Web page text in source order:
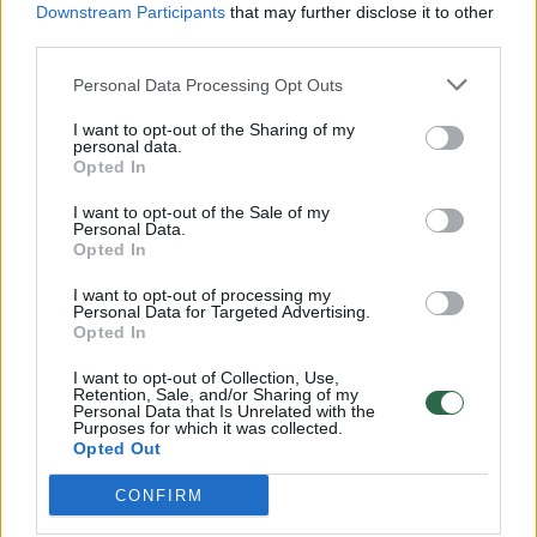
Downstream Participants that may further disclose it to other
Personal Data Processing Opt Outs
I want to opt-out of the Sharing of my
personal data.
Opted In
I want to opt-out of the Sale of my
Personal Data.
Opted In
I want to opt-out of processing my
Personal Data for Targeted Advertising.
Opted In
I want to opt-out of Collection, Use,
Retention, Sale, and/or Sharing of my
Personal Data that Is Unrelated with the
Purposes for which it was collected.
Opted Out
CONFIRM
00:00:57
32 laipsnių šilumos
Žinios | Orai
V. Zalužno pasisakymą laiko bandymu įsitvirtinti
Ukrainos politikoje: jis yra neteisus
vaizdas pribloškia
Žinios | Lietuvos diena